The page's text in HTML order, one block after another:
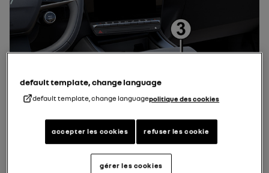
default template, change language
default template, change languagepolitique des cookies
refuser les cookie
accepter les cookies
gérer les cookies